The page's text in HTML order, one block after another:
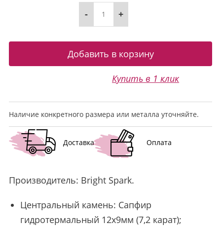
- +
Купить в 1 клик
Наличие конкретного размера или металла уточняйте.
Доставка Оплата
Производитель: Bright Spark.
Центральный камень: Сапфир
гидротермальный 12х9мм (7,2 карат);